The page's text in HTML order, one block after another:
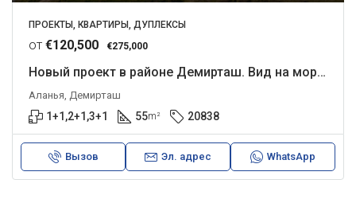
ПРОЕКТЫ, КВАРТИРЫ, ДУПЛЕКСЫ
от €120,500 €275,000
Новый проект в районе Демирташ. Вид на море из всех квартир.
Аланья, Демирташ
1+1,2+1,3+1 55m² 20838
Вызов Эл. адрес WhatsApp